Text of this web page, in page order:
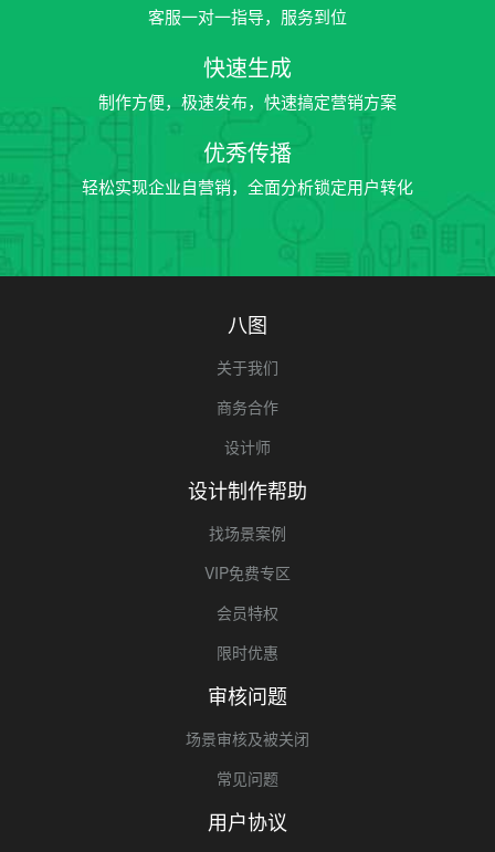
客服一对一指导，服务到位
快速生成
制作方便，极速发布，快速搞定营销方案
优秀传播
轻松实现企业自营销，全面分析锁定用户转化
八图
关于我们
商务合作
设计师
设计制作帮助
找场景案例
VIP免费专区
会员特权
限时优惠
审核问题
场景审核及被关闭
常见问题
用户协议